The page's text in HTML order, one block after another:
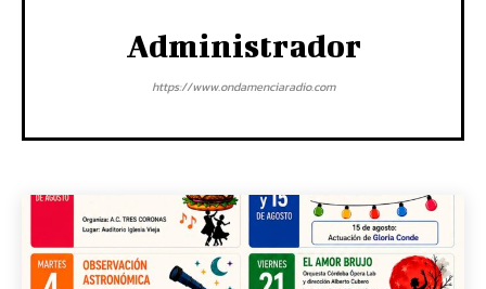
Administrador
https://www.ondamenciaradio.com